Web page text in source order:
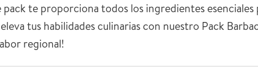
pack te proporciona todos los ingredientes
tus habilidades culinarias con nuestro Pack
regional!